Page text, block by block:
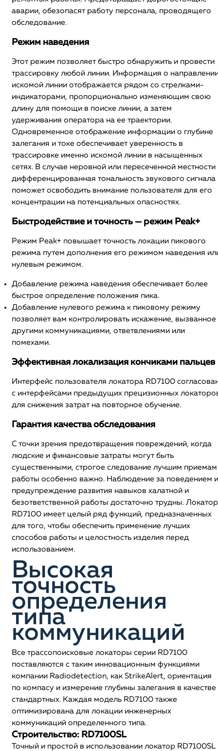
аварии, обезопасят работу персонала, проводящего
обследование.
Режим наведения
Этот режим позволяет быстро обнаружить и провести
трассировку любой линии. Информация о
искомой линии отображается рядом со стрелками-
индикаторами, пропорционально изменяющим свою
длину для помощи в поиске линии, а затем
удерживания оператора на ее траектории.
Одновременное отображение информации о глубине
залегания и токе обеспечивает уверенность в
трассировке именно искомой линии в насыщенных
сетях. В случае неровной или пересеченной местности
дифференцированная тональность звукового сигнала
поможет освободить внимание пользователя для его
концентрации на потенциальных опасностях.
Быстродействие и точность — режим Peak+
Режим Peak+ повышает точность локации пикового
режима путем дополнения его режимом наведения
нулевым режимом.
Добавление режима наведения обеспечивает более
быстрое определение положения пика.
Добавление нулевого режима к пиковому режиму
позволяет вам контролировать искажение, вызванное
другими коммуникациями, ответвлениями или
помехами.
Эффективная локализация кончиками пальцев
Интерфейс пользователя локатора RD7100
с интерфейсами предыдущих прецизионных
для снижения затрат на повторное обучение.
Гарантия качества обследования
С точки зрения предотвращения повреждений, когда
людские и финансовые затраты могут быть
существенными, строгое следование лучшим приемам
работы особенно важно. Наблюдение за поведением и
предупреждение развития навыков халатной и
безответственной работы достаточно трудны. Локатор
RD7100 имеет целый ряд функций, предназначенных
для того, чтобы обеспечить применение лучших
способов работы и целостность изделия перед
использованием.
Высокая
точность
определения
типа
коммуникаций
Все трассопоисковые локаторы серии RD7100
поставляются с таким инновационным функциями
компании Radiodetection, как StrikeAlert, ориентация
по компасу и измерение глубины залегания в качестве
стандартных. Каждая модель RD7100 также
оптимизирована для локации инженерных
коммуникаций определенного типа.
Строительство: RD7100SL
Точный и простой в использовании локатор RD7100SL